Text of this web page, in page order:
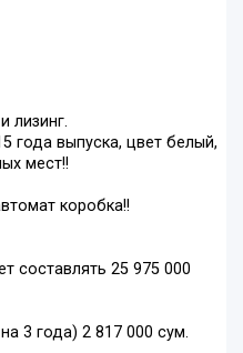
лизинг.
года выпуска, цвет белый,
мест!!
коробка!!
составлять 25 975 000
3 года) 2 817 000 сум.